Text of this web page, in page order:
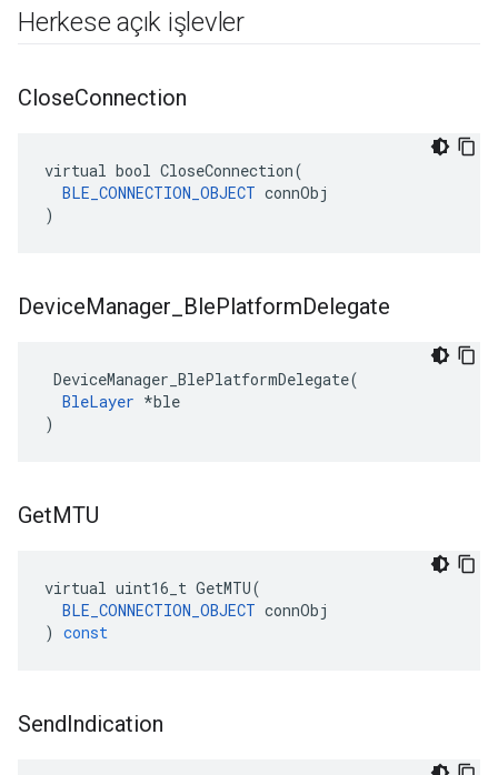
Herkese açık işlevler
CloseConnection
virtual bool CloseConnection(
BLE_CONNECTION_OBJECT connObj
)
DeviceManager BlePlatformDelegate
DeviceManager_BlePlatformDelegate(
BleLayer *ble
)
GetMTU
virtual uint16_t GetMTU(
BLE_CONNECTION_OBJECT connObj
) const
SendIndication